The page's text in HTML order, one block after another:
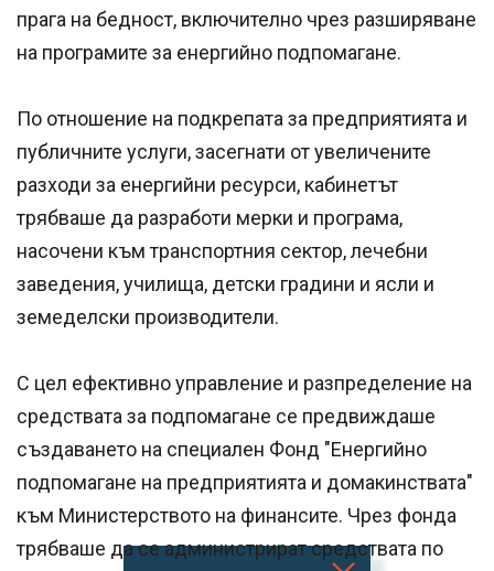
прага на бедност, включително чрез разширяване
на програмите за енергийно подпомагане.
По отношение на подкрепата за предприятията и
публичните услуги, засегнати от увеличените
разходи за енергийни ресурси, кабинетът
трябваше да разработи мерки и програма,
насочени към транспортния сектор, лечебни
заведения, училища, детски градини и ясли и
земеделски производители.
С цел ефективно управление и разпределение на
средствата за подпомагане се предвиждаше
създаването на специален Фонд "Енергийно
подпомагане на предприятията и домакинствата"
към Министерството на финансите. Чрез фонда
трябваше да се администрират средствата по